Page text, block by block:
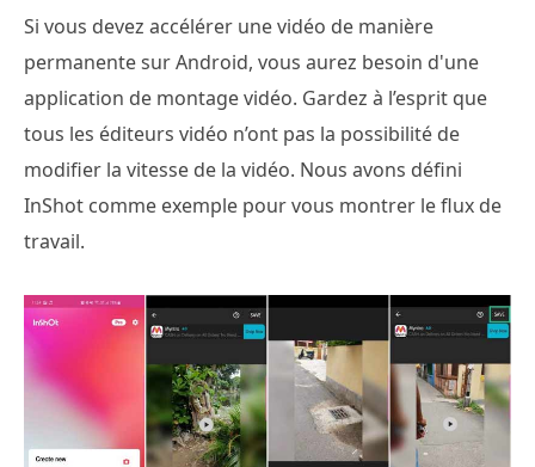
Si vous devez accélérer une vidéo de manière
permanente sur Android, vous aurez besoin d'une
application de montage vidéo. Gardez à l’esprit que
tous les éditeurs vidéo n’ont pas la possibilité de
modifier la vitesse de la vidéo. Nous avons défini
InShot comme exemple pour vous montrer le flux de
travail.